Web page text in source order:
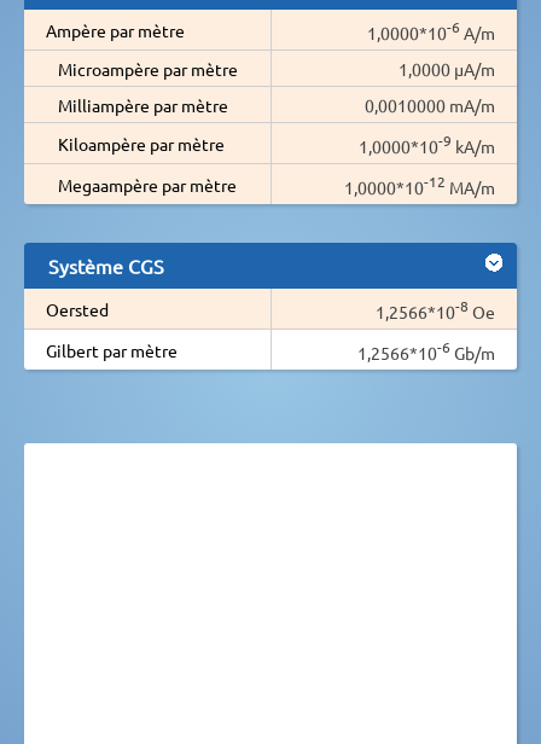
Ampère par mètre 1,0000*10-6 A/m
Microampère par mètre
1,0000 µA/m
Milliampère par mètre
0,0010000 mA/m
Kiloampère par mètre
1,0000*10-9 kA/m
Megaampère par mètre
1,0000*10-12 MA/m
Système CGS
Oersted 1,2566*10-8 Oe
Gilbert par mètre
1,2566*10-6 Gb/m